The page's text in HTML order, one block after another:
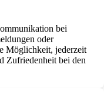
bei
oder
Möglichkeit, jederzeit
Zufriedenheit bei den